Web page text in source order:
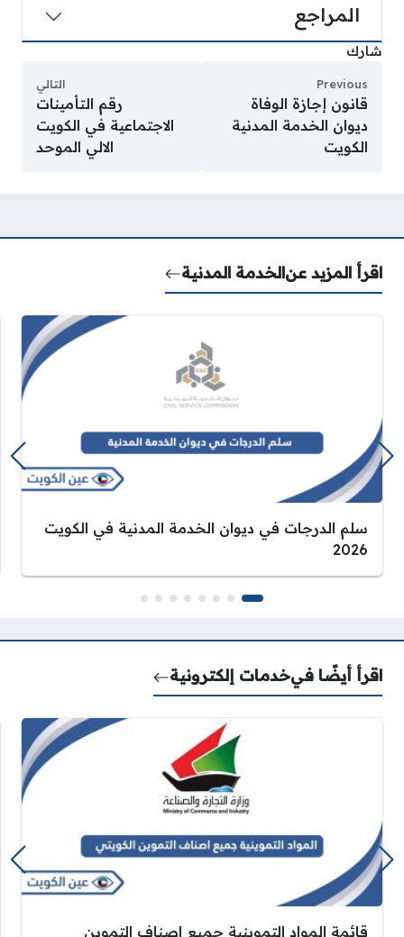
المراجع
شارك
Previous
قانون إجازة الوفاة
ديوان الخدمة المدنية
الكويت
التالي
رقم التأمينات
الاجتماعية في الكويت
الالي الموحد
اقرأ المزيد عنالخدمة المدنية
سلم الدرجات في ديوان الخدمة المدنية في الكويت
2026
اقرأ أيضًا فيخدمات إلكترونية
قائمة المواد التموينية جميع اصناف التموين